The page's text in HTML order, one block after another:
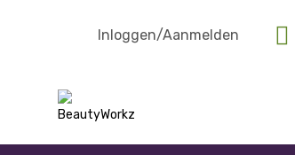
Inloggen/Aanmelden